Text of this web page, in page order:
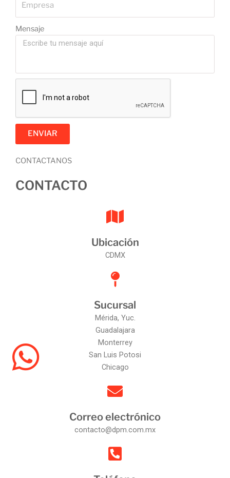
Mensaje
ENVIAR
CONTACTANOS
CONTACTO
Ubicación
CDMX
Sucursal
Mérida, Yuc.
Guadalajara
Monterrey
San Luis Potosi
Chicago
Correo electrónico
contacto@dpm.com.mx